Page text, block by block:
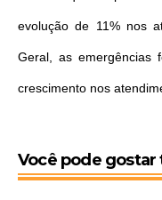
evolução de 11% nos
Geral, as emergências
crescimento nos
Você pode